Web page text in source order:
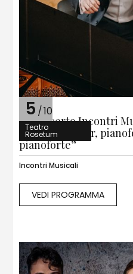
5 /10
Teatro
Rosetum
1° Concerto Incontri
| Jonas Aumiller,
pianoforte”
Incontri Musicali
VEDI PROGRAMMA